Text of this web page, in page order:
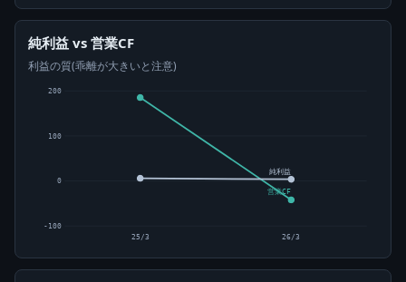
純利益 vs 営業CF
利益の質(乖離が大きいと注意)
-100
0
100
200
営業CF
純利益
25/3 26/3